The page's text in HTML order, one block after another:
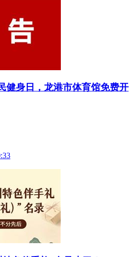
健身日，龙港市体育馆免费开